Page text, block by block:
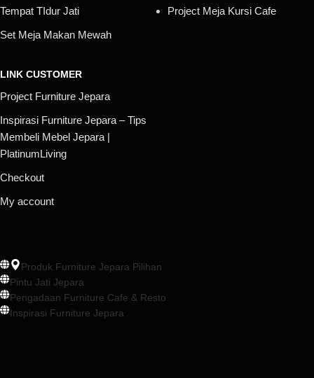
Tempat TIdur Jati
Set Meja Makan Mewah
Project Meja Kursi Cafe
LINK CUSTOMER
Project Furniture Jepara
Inspirasi Furniture Jepara – Tips
Membeli Mebel Jepara |
PlatinumLiving
Checkout
My account
Produk Furniture Jepara Pilihan
Pintu Jati Jepara
Pengadaan Furniture Cafe & Resto
Inspirasi Furniture Jepara